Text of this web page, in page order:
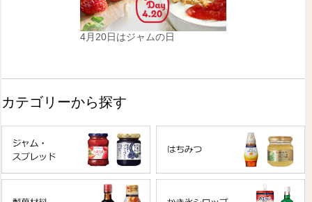
4月20日はジャムの日
カテゴリーから探す